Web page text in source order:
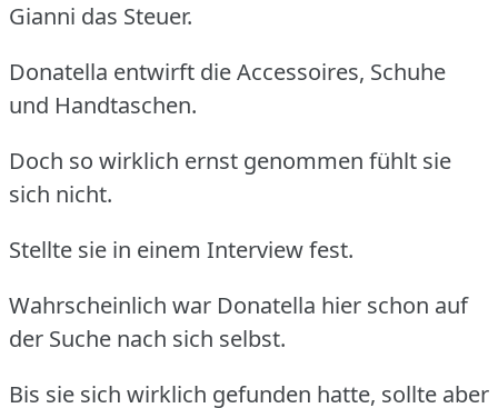
Gianni das Steuer.
Donatella entwirft die Accessoires, Schuhe
und Handtaschen.
Doch so wirklich ernst genommen fühlt sie
sich nicht.
Stellte sie in einem Interview fest.
Wahrscheinlich war Donatella hier schon auf
der Suche nach sich selbst.
Bis sie sich wirklich gefunden hatte, sollte aber